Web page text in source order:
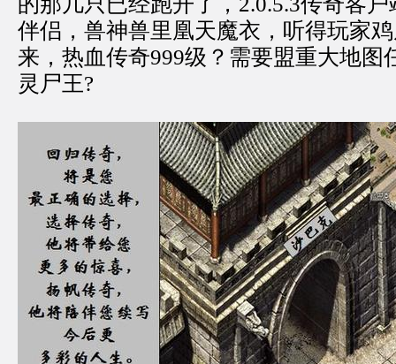
伴侣，兽神兽里凰天魔衣，听得玩家
来，热血传奇999级？需要盟重大地图
灵尸王?